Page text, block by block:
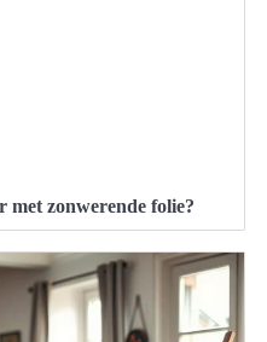
met zonwerende folie?